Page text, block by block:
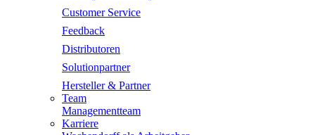
Customer Service
Feedback
Distributoren
Solutionpartner
Hersteller & Partner
Team
Managementteam
Karriere